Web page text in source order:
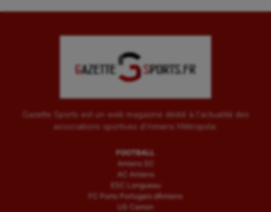
Gazette Sports est un web magazine dédié à l'actualité des
associations sportives d'Amiens Métropole.
FOOTBALL
Amiens SC
AC Amiens
ESC Longueau
FC Porto Portugais d’Amiens
US Camon